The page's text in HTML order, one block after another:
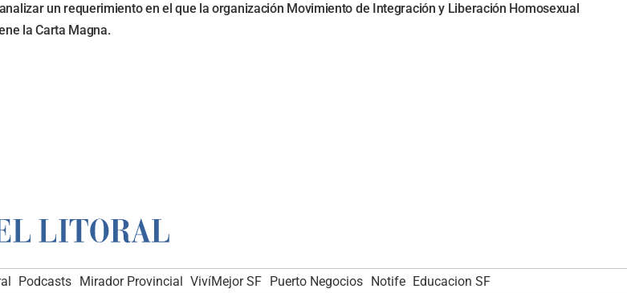
un requerimiento en el que la organización Movimiento de Integración y Liberación Homosexual
la Carta Magna.
Podcasts Mirador Provincial VivíMejor SF Puerto Negocios Notife Educacion SF